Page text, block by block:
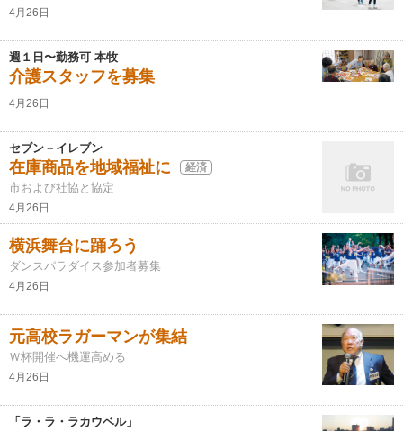
4月26日
週１日〜勤務可 本牧
介護スタッフを募集
4月26日
セブン－イレブン
在庫商品を地域福祉に 経済
市および社協と協定
4月26日
横浜舞台に踊ろう
ダンスパラダイス参加者募集
4月26日
元高校ラガーマンが集結
Ｗ杯開催へ機運高める
4月26日
「ラ・ラ・ラカウベル」